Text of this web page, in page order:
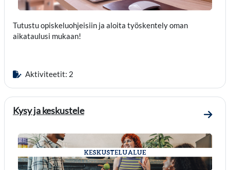
Tutustu opiskeluohjeisiin ja aloita työskentely oman
aikataulusi mukaan!
Aktiviteetit: 2
Kysy ja keskustele
Mene